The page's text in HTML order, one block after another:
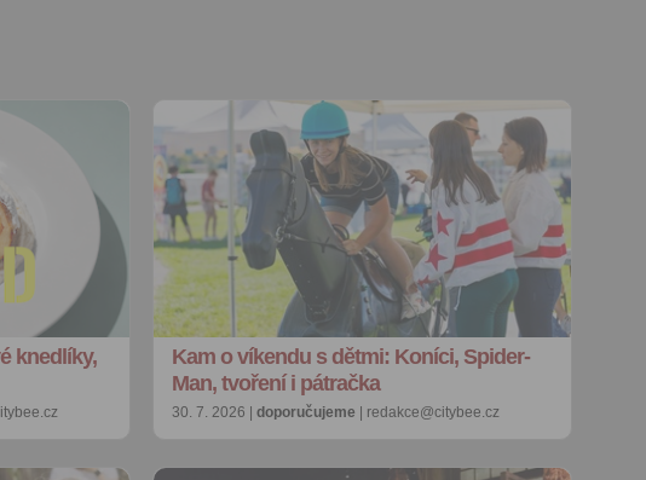
knedlíky,
Kam o víkendu s dětmi: Koníci, Spider-
Man, tvoření i pátračka
30. 7. 2026 | doporučujeme | redakce@citybee.cz